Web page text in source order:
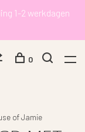
1-2 werkdagen
0
of Jamie